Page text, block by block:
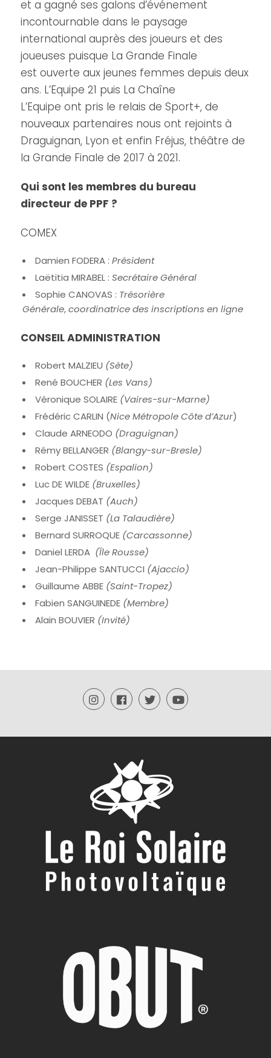
et a gagné ses galons d’événement
incontournable dans le paysage
international auprès des joueurs et des
joueuses puisque La Grande Finale
est ouverte aux jeunes femmes depuis deux
ans. L’Equipe 21 puis La Chaîne
L’Equipe ont pris le relais de Sport+, de
nouveaux partenaires nous ont rejoints à
Draguignan, Lyon et enfin Fréjus, théâtre de
la Grande Finale de 2017 à 2021.
Qui sont les membres du bureau
directeur de PPF ?
COMEX
Damien FODERA : Président
Laëtitia MIRABEL : Secrétaire Général
Sophie CANOVAS : Trésorière
Générale,coordinatrice des inscriptions en ligne
CONSEIL ADMINISTRATION
Robert MALZIEU (Sète)
René BOUCHER (Les Vans)
Véronique SOLAIRE (Vaires-sur-Marne)
Frédéric CARLIN (Nice Métropole Côte d’Azur)
Claude ARNEODO (Draguignan)
Rémy BELLANGER (Blangy-sur-Bresle)
Robert COSTES (Espalion)
Luc DE WILDE (Bruxelles)
Jacques DEBAT (Auch)
Serge JANISSET (La Talaudière)
Bernard SURROQUE (Carcassonne)
Daniel LERDA (Île Rousse)
Jean-Philippe SANTUCCI (Ajaccio)
Guillaume ABBE (Saint-Tropez)
Fabien SANGUINEDE (Membre)
Alain BOUVIER (Invité)